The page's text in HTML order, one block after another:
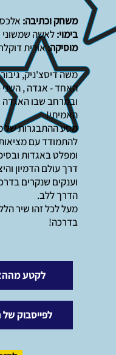
משחק וכתיבה: אלכס
בימוי:לאשה שמשוני
מוסיקה:אורית
משה דיסצ'ניק,
האחד - אגדה , השני
ובמרחב שבו האגדה
האמיתי!
מסע ההתבגרות של
להתמודד עם
ומפלט באגדות
דרך עולם הדמיון
וענקים שנקרים
הדרך ללב.
מעל לכל זהו שיר
בדרכה!
לקטע
לפייסבוק